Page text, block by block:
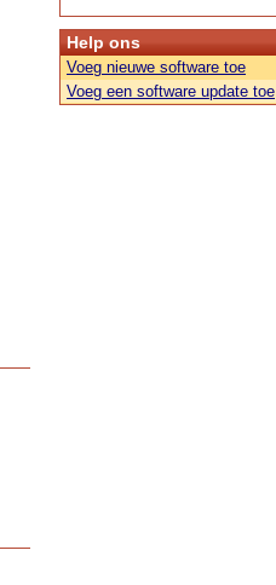
Help ons
Voeg nieuwe software toe
Voeg een software update toe